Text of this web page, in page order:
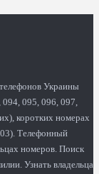
Украины
095, 096, 097,
коротких номерах
Телефонный
номеров. Поиск
Узнать владельца